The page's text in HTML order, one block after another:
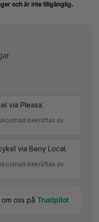
och är inte tillgänglig.
via Pleasa.
bekräftas av
via Beny Local.
bekräftas av
oss på Trustpilot